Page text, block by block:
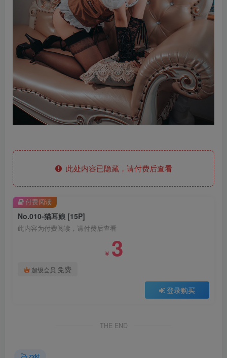
此处内容已隐藏，请付费后查看
No.010-猫耳娘 [15P]
此内容为付费阅读，请付费后查看
￥ 3
超级会员 免费
登录购买
付费阅读
THE END
zxkt